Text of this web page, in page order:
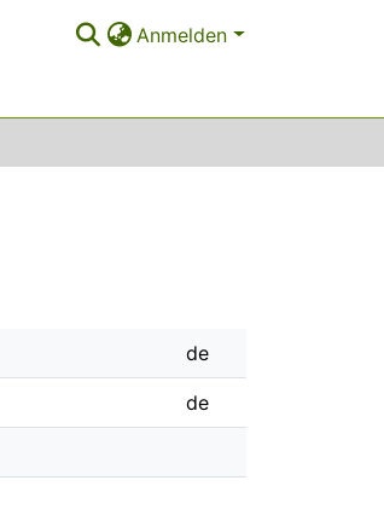
Anmelden
de
de